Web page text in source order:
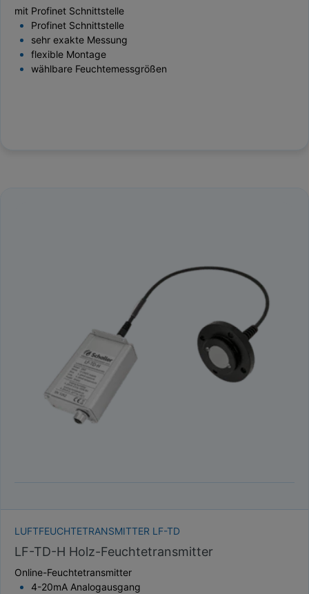
mit Profinet Schnittstelle
Profinet Schnittstelle
sehr exakte Messung
flexible Montage
wählbare Feuchtemessgrößen
LUFTFEUCHTETRANSMITTER LF-TD
LF-TD-H Holz-Feuchtetransmitter
Online-Feuchtetransmitter
4-20mA Analogausgang